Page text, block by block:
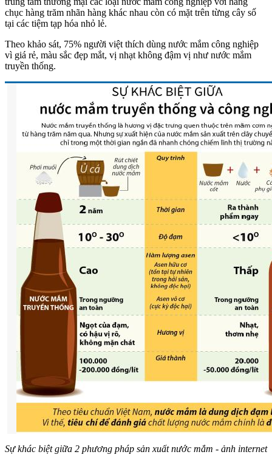
chục hàng trăm nhãn hàng khác nhau còn có mặt trên từng cây số
tại các tiệm tạp hóa nhỏ lẻ.
Theo khảo sát, 75% người việt thích dùng nước mắm công nghiệp
vì giá rẻ, màu sắc đẹp mắt, vị nhạt không đậm vị như nước mắm
truyền thống.
Sự khác biệt giữa 2 phương pháp sản xuất nước mắm - ảnh internet